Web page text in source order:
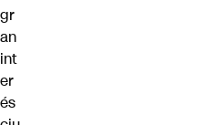
gr
an
int
er
és